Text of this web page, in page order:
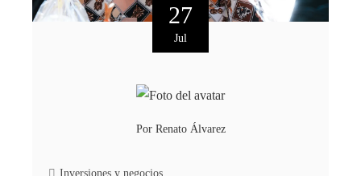
27
Jul
Por Renato Álvarez
Inversiones y negocios